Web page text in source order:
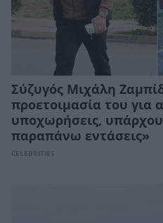
Σύζυγός Μιχάλη
προετοιμασία του για
υποχωρήσεις,
παραπάνω εντάσεις»
CELEBRITIES